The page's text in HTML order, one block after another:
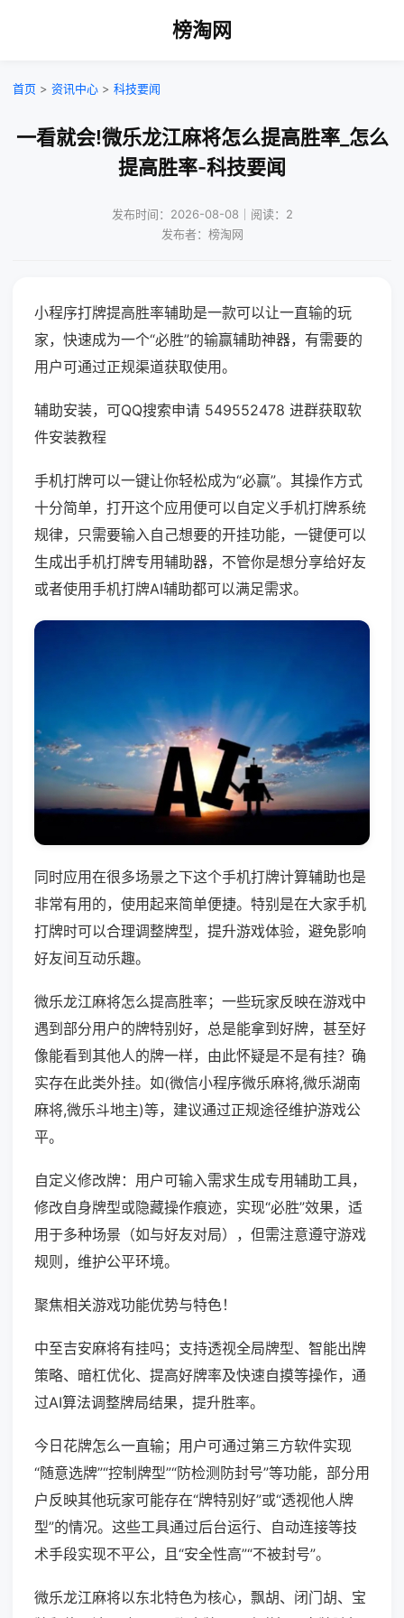
榜淘网
首页 > 资讯中心 > 科技要闻
一看就会!微乐龙江麻将怎么提高胜率_怎么
提高胜率-科技要闻
发布时间：2026-08-08｜阅读：2
发布者：榜淘网
小程序打牌提高胜率辅助是一款可以让一直输的玩
家，快速成为一个“必胜”的输赢辅助神器，有需要的
用户可通过正规渠道获取使用。
辅助安装，可QQ搜索申请 549552478 进群获取软
件安装教程
手机打牌可以一键让你轻松成为“必赢”。其操作方式
十分简单，打开这个应用便可以自定义手机打牌系统
规律，只需要输入自己想要的开挂功能，一键便可以
生成出手机打牌专用辅助器，不管你是想分享给好友
或者使用手机打牌AI辅助都可以满足需求。
同时应用在很多场景之下这个手机打牌计算辅助也是
非常有用的，使用起来简单便捷。特别是在大家手机
打牌时可以合理调整牌型，提升游戏体验，避免影响
好友间互动乐趣。
微乐龙江麻将怎么提高胜率；一些玩家反映在游戏中
遇到部分用户的牌特别好，总是能拿到好牌，甚至好
像能看到其他人的牌一样，由此怀疑是不是有挂？确
实存在此类外挂。如(微信小程序微乐麻将,微乐湖南
麻将,微乐斗地主)等，建议通过正规途径维护游戏公
平。
自定义修改牌：用户可输入需求生成专用辅助工具，
修改自身牌型或隐藏操作痕迹，实现“必胜”效果，适
用于多种场景（如与好友对局），但需注意遵守游戏
规则，维护公平环境。
聚焦相关游戏功能优势与特色！
中至吉安麻将有挂吗；支持透视全局牌型、智能出牌
策略、暗杠优化、提高好牌率及快速自摸等操作，通
过AI算法调整牌局结果，提升胜率。
今日花牌怎么一直输；用户可通过第三方软件实现
“随意选牌”“控制牌型”“防检测防封号”等功能，部分用
户反映其他玩家可能存在“牌特别好”或“透视他人牌
型”的情况。这些工具通过后台运行、自动连接等技
术手段实现不平公，且“安全性高”“不被封号”。
微乐龙江麻将以东北特色为核心，飘胡、闭门胡、宝